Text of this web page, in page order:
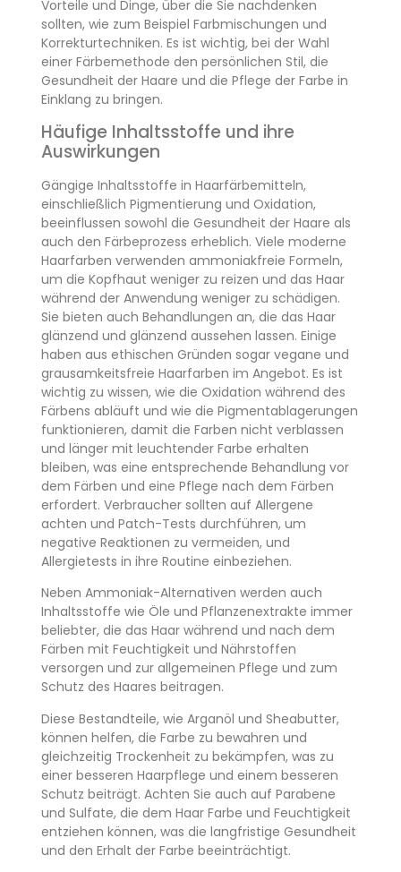
Vorteile und Dinge, über die Sie nachdenken
sollten, wie zum Beispiel Farbmischungen und
Korrekturtechniken. Es ist wichtig, bei der Wahl
einer Färbemethode den persönlichen Stil, die
Gesundheit der Haare und die Pflege der Farbe in
Einklang zu bringen.
Häufige Inhaltsstoffe und ihre
Auswirkungen
Gängige Inhaltsstoffe in Haarfärbemitteln,
einschließlich Pigmentierung und Oxidation,
beeinflussen sowohl die Gesundheit der Haare als
auch den Färbeprozess erheblich. Viele moderne
Haarfarben verwenden ammoniakfreie Formeln,
um die Kopfhaut weniger zu reizen und das Haar
während der Anwendung weniger zu schädigen.
Sie bieten auch Behandlungen an, die das Haar
glänzend und glänzend aussehen lassen. Einige
haben aus ethischen Gründen sogar vegane und
grausamkeitsfreie Haarfarben im Angebot. Es ist
wichtig zu wissen, wie die Oxidation während des
Färbens abläuft und wie die Pigmentablagerungen
funktionieren, damit die Farben nicht verblassen
und länger mit leuchtender Farbe erhalten
bleiben, was eine entsprechende Behandlung vor
dem Färben und eine Pflege nach dem Färben
erfordert. Verbraucher sollten auf Allergene
achten und Patch-Tests durchführen, um
negative Reaktionen zu vermeiden, und
Allergietests in ihre Routine einbeziehen.
Neben Ammoniak-Alternativen werden auch
Inhaltsstoffe wie Öle und Pflanzenextrakte immer
beliebter, die das Haar während und nach dem
Färben mit Feuchtigkeit und Nährstoffen
versorgen und zur allgemeinen Pflege und zum
Schutz des Haares beitragen.
Diese Bestandteile, wie Arganöl und Sheabutter,
können helfen, die Farbe zu bewahren und
gleichzeitig Trockenheit zu bekämpfen, was zu
einer besseren Haarpflege und einem besseren
Schutz beiträgt. Achten Sie auch auf Parabene
und Sulfate, die dem Haar Farbe und Feuchtigkeit
entziehen können, was die langfristige Gesundheit
und den Erhalt der Farbe beeinträchtigt.